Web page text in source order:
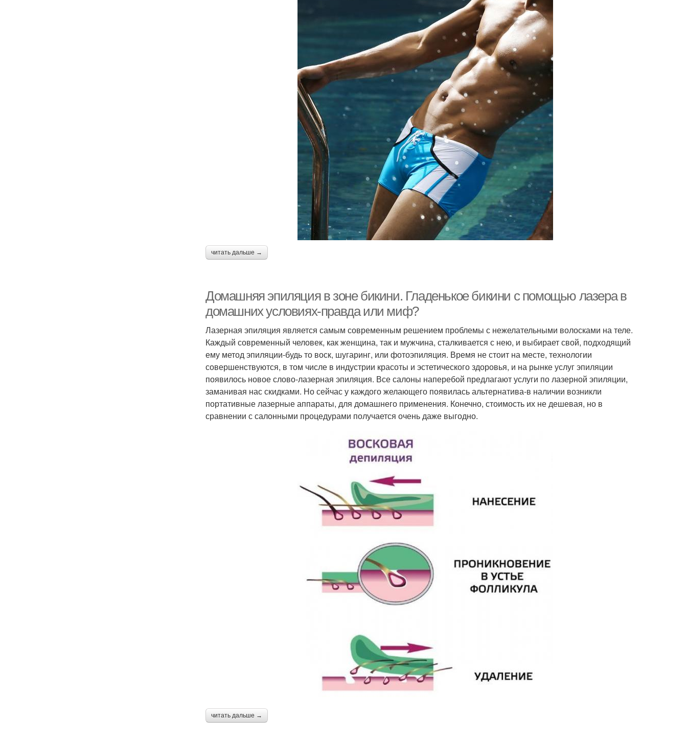
читать дальше →
Домашняя эпиляция в зоне бикини. Гладенькое бикини с помощью лазера в
домашних условиях-правда или миф?
Лазерная эпиляция является самым современным решением проблемы с нежелательными волосками на теле.
Каждый современный человек, как женщина, так и мужчина, сталкивается с нею, и выбирает свой, подходящий
ему метод эпиляции-будь то воск, шугаринг, или фотоэпиляция. Время не стоит на месте, технологии
совершенствуются, в том числе в индустрии красоты и эстетического здоровья, и на рынке услуг эпиляции
появилось новое слово-лазерная эпиляция. Все салоны наперебой предлагают услуги по лазерной эпиляции,
заманивая нас скидками. Но сейчас у каждого желающего появилась альтернатива-в наличии возникли
портативные лазерные аппараты, для домашнего применения. Конечно, стоимость их не дешевая, но в
сравнении с салонными процедурами получается очень даже выгодно.
читать дальше →